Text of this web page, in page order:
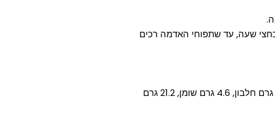
שעה, עד שתפוחי האדמה רכים
בתפוח אדמה אפוי בשמן אחד (100 גרם) יש 136 קלוריות, 2 גרם חלבון, 4.6 גרם שומן, 21.2 גרם